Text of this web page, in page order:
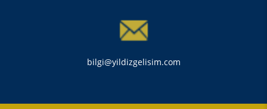
bilgi@yildizgelisim.com